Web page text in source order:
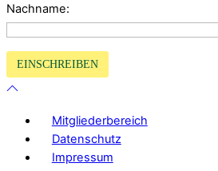
Nachname:
Mitgliederbereich
Datenschutz
Impressum